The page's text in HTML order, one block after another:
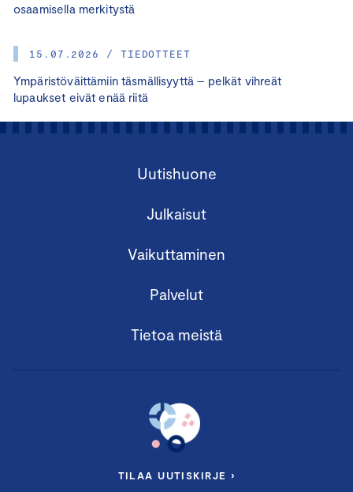
osaamisella merkitystä
15.07.2026 / TIEDOTTEET
Ympäristöväittämiin täsmällisyyttä – pelkät vihreät
lupaukset eivät enää riitä
Uutishuone
Julkaisut
Vaikuttaminen
Palvelut
Tietoa meistä
TILAA UUTISKIRJE ›